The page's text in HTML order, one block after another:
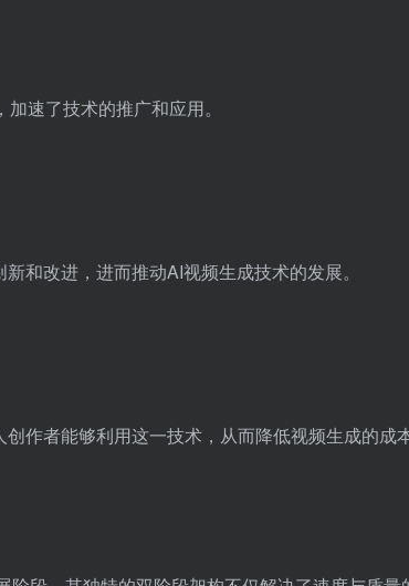
速了技术的推广和应用。
和改进，进而推动AI视频生成技术的发展。
作者能够利用这一技术，从而降低视频生成的成